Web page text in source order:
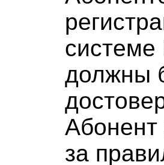
системе
должны
Абонент
за